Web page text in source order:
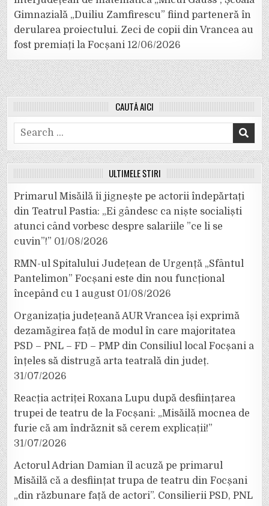
Gimnazială „Duiliu Zamfirescu” fiind parteneră în
derularea proiectului. Zeci de copii din Vrancea au
fost premiați la Focșani 12/06/2026
CAUTĂ AICI
Search
for:
ULTIMELE ȘTIRI
Primarul Misăilă îi jignește pe actorii îndepărtați
din Teatrul Pastia: „Ei gândesc ca niște socialiști
atunci când vorbesc despre salariile ”ce li se
cuvin”!” 01/08/2026
RMN-ul Spitalului Județean de Urgență „Sfântul
Pantelimon” Focșani este din nou funcțional
începând cu 1 august 01/08/2026
Organizația județeană AUR Vrancea își exprimă
dezamăgirea față de modul în care majoritatea
PSD – PNL – FD – PMP din Consiliul local Focșani a
înțeles să distrugă arta teatrală din județ.
31/07/2026
Reacția actriței Roxana Lupu după desființarea
trupei de teatru de la Focșani: „Misăilă mocnea de
furie că am îndrăznit să cerem explicații!”
31/07/2026
Actorul Adrian Damian îl acuză pe primarul
Misăilă că a desființat trupa de teatru din Focșani
„din răzbunare față de actori”. Consilierii PSD, PNL